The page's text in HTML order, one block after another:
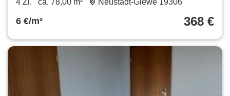
6 €/m² 368 €